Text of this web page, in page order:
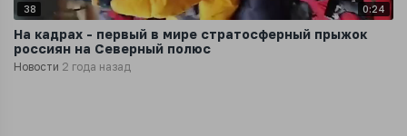
38 0:24
На кадрах - первый в мире стратосферный прыжок
россиян на Северный полюс
Новости 2 года назад